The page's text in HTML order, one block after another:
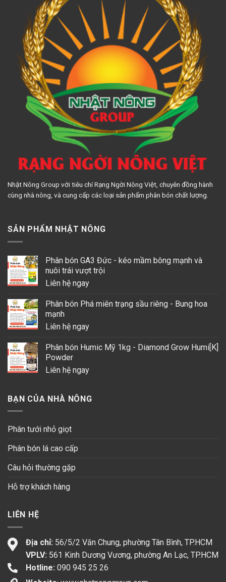
Nhật Nông Group với tiêu chí Rạng Ngời Nông Việt, chuyên đồng hành
cùng nhà nông, và cung cấp các loại sản phẩm phân bón chất lượng.
SẢN PHẨM NHẬT NÔNG
Phân bón GA3 Đức - kéo mầm bông mạnh và
nuôi trái vượt trội
Liên hệ ngay
Phân bón Phá miên trạng sầu riêng - Bung hoa
mạnh
Liên hệ ngay
Phân bón Humic Mỹ 1kg - Diamond Grow Humi[K]
Powder
Liên hệ ngay
BẠN CỦA NHÀ NÔNG
Phân tưới nhỏ giọt
Phân bón lá cao cấp
Câu hỏi thường gặp
Hỗ trợ khách hàng
LIÊN HỆ
Địa chỉ: 56/5/2 Văn Chung, phường Tân Bình, TP.HCM
VPLV: 561 Kinh Dương Vương, phường An Lạc, TP.HCM
Hotline: 090 945 25 26